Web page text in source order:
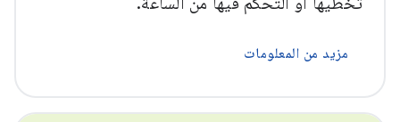
مزيد من المعلومات